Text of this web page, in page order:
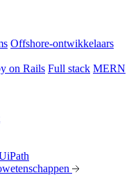
Offshore-ontwikkelaars
on Rails Full stack MERN